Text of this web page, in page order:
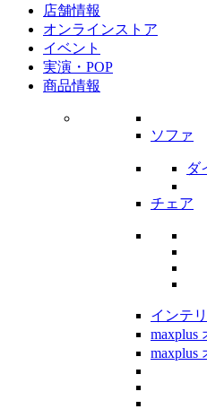
店舗情報
オンラインストア
イベント
実演・POP
商品情報
ソファ
ダ
チェア
インテ
maxplus
maxplus